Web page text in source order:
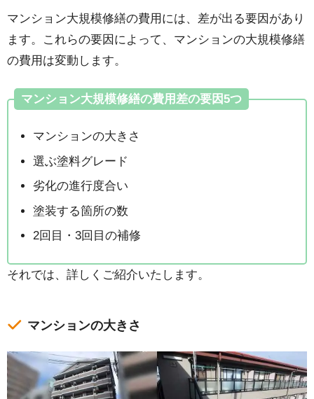
マンション大規模修繕の費用には、差が出る要因があり
ます。これらの要因によって、マンションの大規模修繕
の費用は変動します。
マンション大規模修繕の費用差の要因5つ
マンションの大きさ
選ぶ塗料グレード
劣化の進行度合い
塗装する箇所の数
2回目・3回目の補修
それでは、詳しくご紹介いたします。
マンションの大きさ